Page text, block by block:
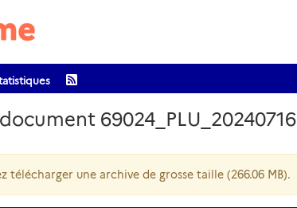
69024_PLU_20240716
télécharger une archive de grosse taille (266.06 MB).